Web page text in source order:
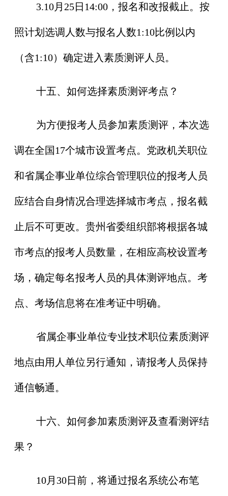
3.10月25日14:00，报名和改报截止。按
照计划选调人数与报名人数1:10比例以内
（含1:10）确定进入素质测评人员。
十五、如何选择素质测评考点？
为方便报考人员参加素质测评，本次选
调在全国17个城市设置考点。党政机关职位
和省属企事业单位综合管理职位的报考人员
应结合自身情况合理选择城市考点，报名截
止后不可更改。贵州省委组织部将根据各城
市考点的报考人员数量，在相应高校设置考
场，确定每名报考人员的具体测评地点。考
点、考场信息将在准考证中明确。
省属企事业单位专业技术职位素质测评
地点由用人单位另行通知，请报考人员保持
通信畅通。
十六、如何参加素质测评及查看测评结
果？
10月30日前，将通过报名系统公布笔